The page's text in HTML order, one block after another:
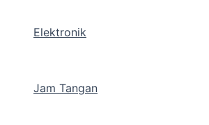
Elektronik
Jam Tangan